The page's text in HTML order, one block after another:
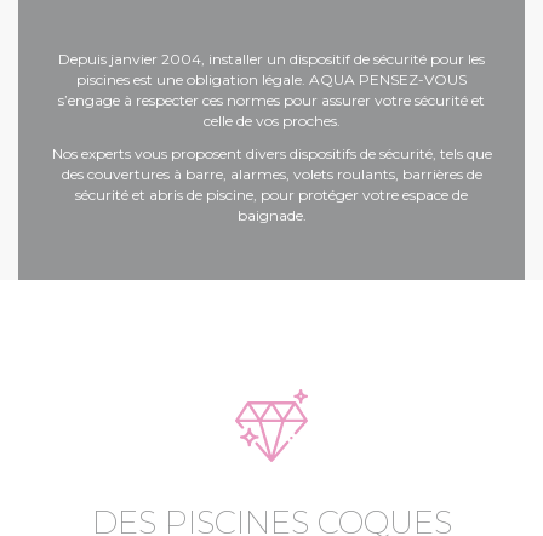
Depuis janvier 2004, installer un dispositif de sécurité pour les
piscines est une obligation légale. AQUA PENSEZ-VOUS
s’engage à respecter ces normes pour assurer votre sécurité et
celle de vos proches.
Nos experts vous proposent divers dispositifs de sécurité, tels que
des couvertures à barre, alarmes, volets roulants, barrières de
sécurité et abris de piscine , pour protéger votre espace de
baignade.
DES PISCINES COQUES